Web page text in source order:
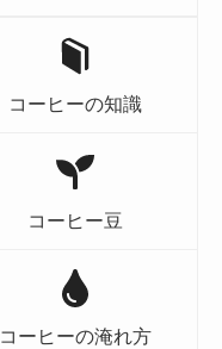
コーヒーの知識
コーヒー豆
コーヒーの淹れ方